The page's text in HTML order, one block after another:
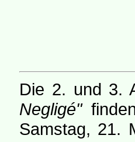
Die 2. und 3.
Negligé"
Samstag, 21.